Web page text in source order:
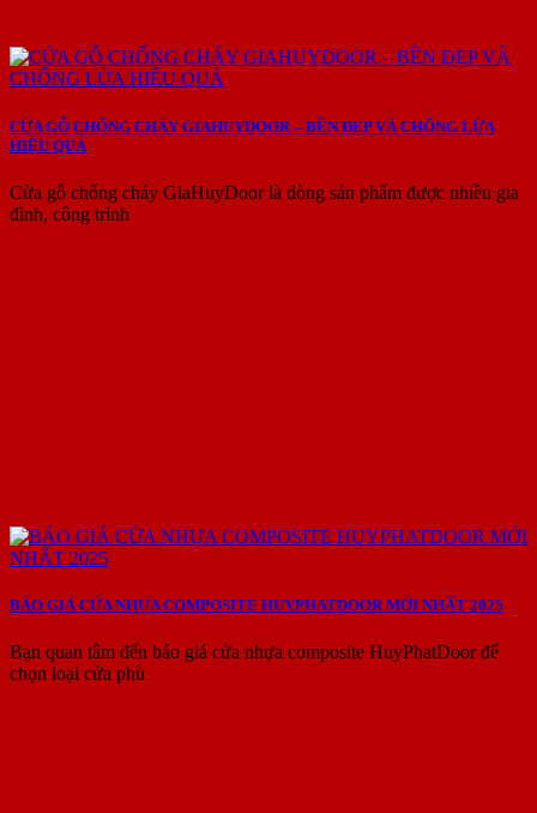
CỬA GỖ CHỐNG CHÁY GIAHUYDOOR – BỀN ĐẸP VÀ CHỐNG LỬA
HIỆU QUẢ
Cửa gỗ chống cháy GiaHuyDoor là dòng sản phẩm được nhiều gia
đình, công trình
BÁO GIÁ CỬA NHỰA COMPOSITE HUYPHATDOOR MỚI NHẤT 2025
Bạn quan tâm đến báo giá cửa nhựa composite HuyPhatDoor để
chọn loại cửa phù